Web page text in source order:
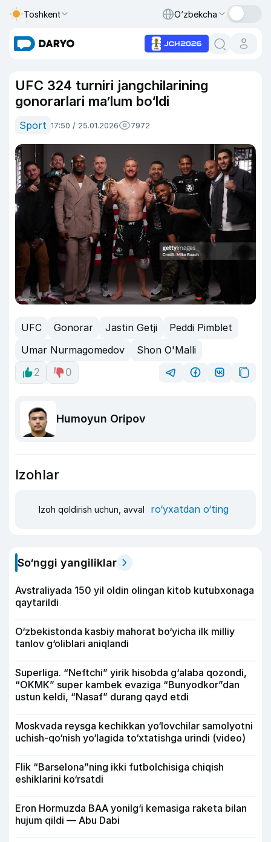
Toshkent O‘zbekcha
UFC 324 turniri jangchilarining
gonorarlari ma’lum bo‘ldi
Sport 17:50 / 25.01.2026 7972
UFC Gonorar Jastin Getji
Peddi Pimblet
Umar Nurmagomedov
Shon O'Malli
2
0
Humoyun Oripov
Izohlar
Izoh qoldirish uchun, avval ro‘yxatdan o‘ting
So‘nggi yangiliklar
Avstraliyada 150 yil oldin olingan kitob kutubxonaga
qaytarildi
O‘zbekistonda kasbiy mahorat bo‘yicha ilk milliy
tanlov g‘oliblari aniqlandi
Superliga. “Neftchi” yirik hisobda g‘alaba qozondi,
“OKMK” super kambek evaziga “Bunyodkor”dan
ustun keldi, “Nasaf” durang qayd etdi
Moskvada reysga kechikkan yo‘lovchilar samolyotni
uchish-qo‘nish yo‘lagida to‘xtatishga urindi (video)
Flik “Barselona”ning ikki futbolchisiga chiqish
eshiklarini ko‘rsatdi
Eron Hormuzda BAA yonilg‘i kemasiga raketa bilan
hujum qildi — Abu Dabi